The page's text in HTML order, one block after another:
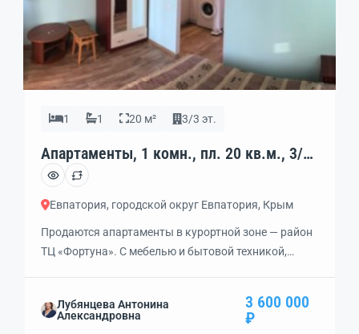
1 1 20 м² 3/3 эт.
Апартаменты, 1 комн., пл. 20 кв.м., 3/3
эт., код: 205747
Евпатория, городской округ Евпатория, Крым
Продаются апартаменты в курортной зоне — район
ТЦ «Фортуна». С мебелью и бытовой техникой,
офисное помещение. В данный момент
Лубянцева Антонина
Александровна
3 600 000
₽